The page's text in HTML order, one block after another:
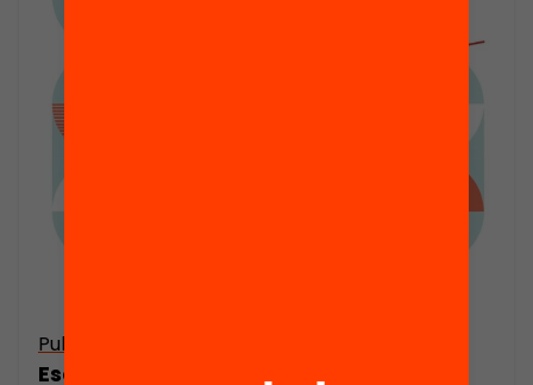
Publicació
Escola, llengua i equitat educativa a